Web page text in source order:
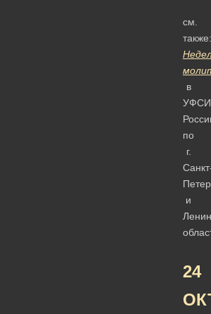
см.
также:
в
по
г.
и
24